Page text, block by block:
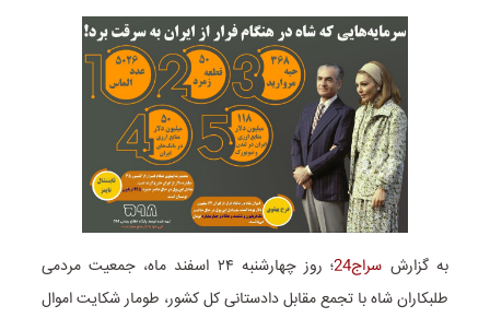
به گزارش سراج24
؛ روز چهارشنبه ۲۴ اسفند ماه، جمعیت مردمی
طلبکاران شاه با تجمع مقابل دادستانی کل کشور، طومار شکایت اموال